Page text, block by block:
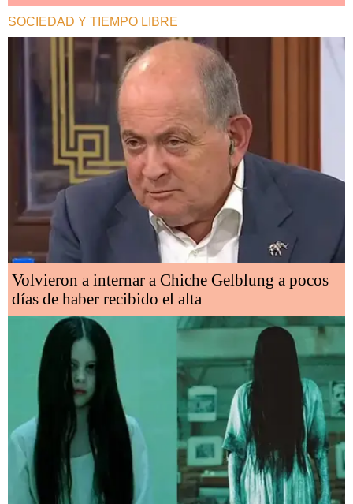
SOCIEDAD Y TIEMPO LIBRE
Volvieron a internar a Chiche Gelblung a pocos
días de haber recibido el alta